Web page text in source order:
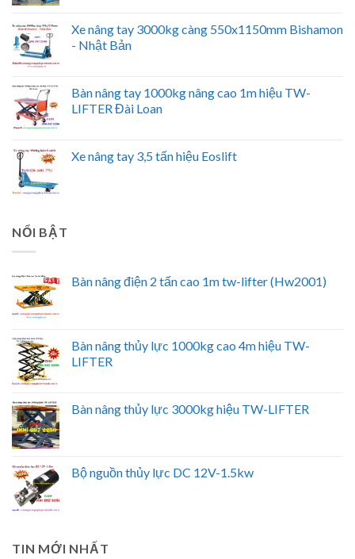
Xe nâng tay 3000kg càng 550x1150mm Bishamon
- Nhật Bản
Bàn nâng tay 1000kg nâng cao 1m hiệu TW-
LIFTER Đài Loan
Xe nâng tay 3,5 tấn hiệu Eoslift
NỔI BẬT
Bàn nâng điện 2 tấn cao 1m tw-lifter (Hw2001)
Bàn nâng thủy lực 1000kg cao 4m hiệu TW-
LIFTER
Bàn nâng thủy lực 3000kg hiệu TW-LIFTER
Bộ nguồn thủy lực DC 12V-1.5kw
TIN MỚI NHẤT